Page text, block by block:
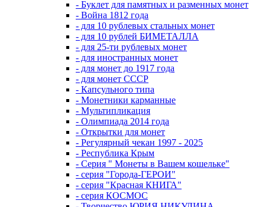
- Буклет для памятных и разменных монет
- Война 1812 года
- для 10 рублевых стальных монет
- для 10 рублей БИМЕТАЛЛА
- для 25-ти рублевых монет
- для иностранных монет
- для монет до 1917 года
- для монет СССР
- Капсульного типа
- Монетники карманные
- Мультипликация
- Олимпиада 2014 года
- Открытки для монет
- Регулярный чекан 1997 - 2025
- Республика Крым
- Серия " Монеты в Вашем кошельке"
- серия "Города-ГЕРОИ"
- серия "Красная КНИГА"
- серия КОСМОС